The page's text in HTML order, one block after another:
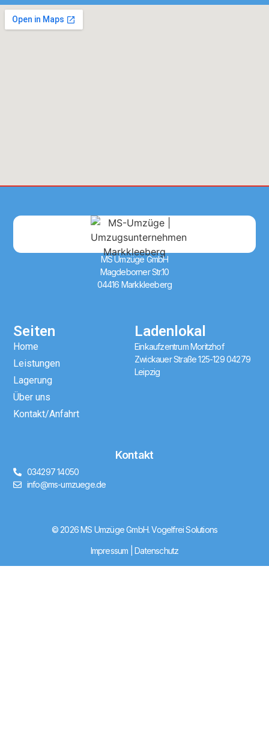
MS Umzüge GmbH
Magdeborner Str.10
04416 Markkleeberg
Seiten
Home
Leistungen
Lagerung
Über uns
Kontakt/Anfahrt
Ladenlokal
Einkaufzentrum Moritzhof
Zwickauer Straße 125-129 04279
Leipzig
Kontakt
034297 14050
info@ms-umzuege.de
© 2026 MS Umzüge GmbH.Vogelfrei Solutions
Impressum |Datenschutz